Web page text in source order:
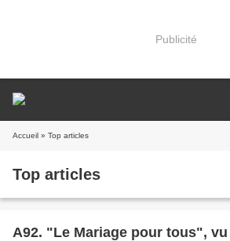
Publicité
Accueil » Top articles
Top articles
A92. "Le Mariage pour tous",